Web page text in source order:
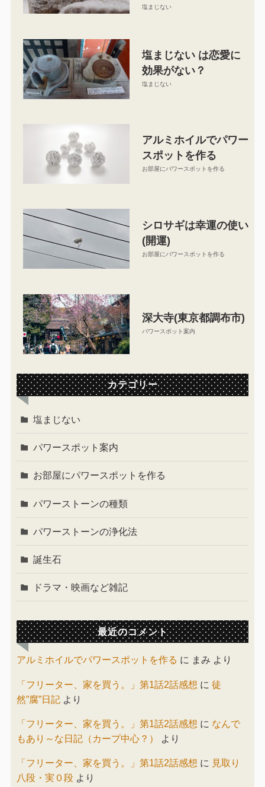
塩まじない
塩まじない は恋愛に
効果がない？
塩まじない
アルミホイルでパワー
スポットを作る
お部屋にパワースポットを作る
シロサギは幸運の使い
(開運)
お部屋にパワースポットを作る
深大寺(東京都調布市)
パワースポット案内
カテゴリー
塩まじない
パワースポット案内
お部屋にパワースポットを作る
パワーストーンの種類
パワーストーンの浄化法
誕生石
ドラマ・映画など雑記
最近のコメント
アルミホイルでパワースポットを作る に まみ より
「フリーター、家を買う。」第1話2話感想 に 徒
然”腐”日記 より
「フリーター、家を買う。」第1話2話感想 に なんで
もあり～な日記（カープ中心？）
より
「フリーター、家を買う。」第1話2話感想 に 見取り
八段・実０段より